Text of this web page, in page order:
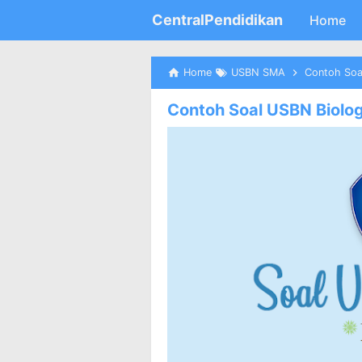
CentralPendidikan Home
Home USBN SMA Contoh
Contoh Soal USBN